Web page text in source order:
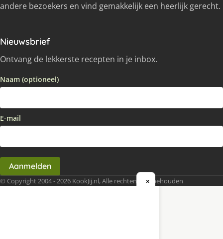
andere bezoekers en vind gemakkelijk een heerlijk gerecht.
Nieuwsbrief
Ontvang de lekkerste recepten in je inbox.
Naam (optioneel)
E-mail
Aanmelden
© Copyright 2004 - 2026 KookJij.nl, Alle rechten voorbehouden
×